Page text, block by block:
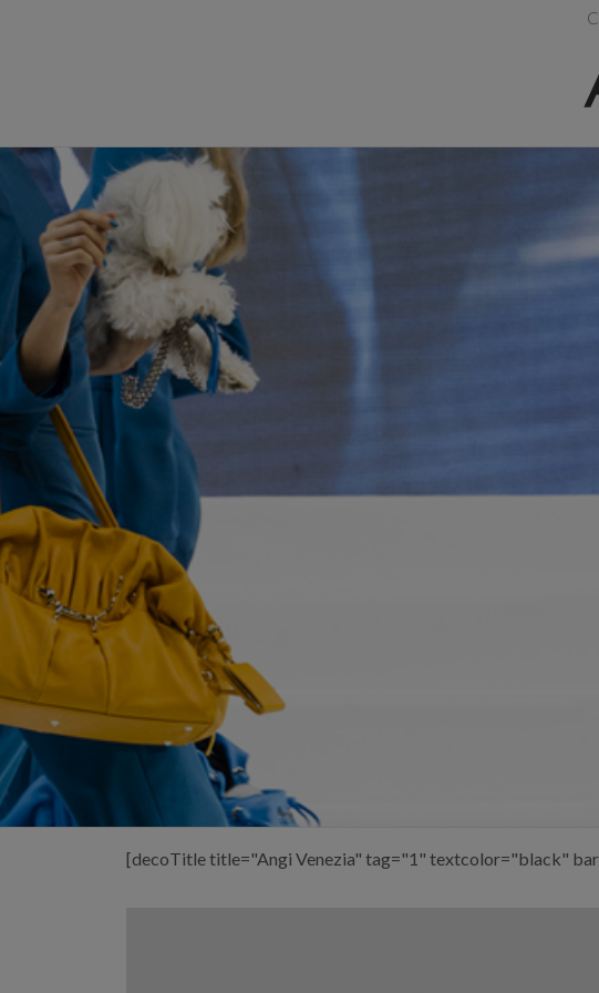
[decoTitle title="Angi Venezia" tag="1" textcolor="black"